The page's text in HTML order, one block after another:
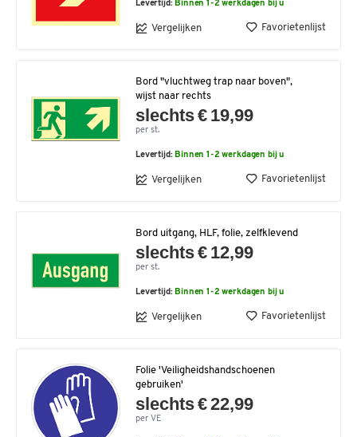
Levertijd: Binnen 1-2 werkdagen bij u
Vergelijken Favorietenlijst
Bord "vluchtweg trap naar boven",
wijst naar rechts
slechts € 19,99
per st.
Levertijd: Binnen 1-2 werkdagen bij u
Vergelijken Favorietenlijst
Bord uitgang, HLF, folie, zelfklevend
slechts € 12,99
per st.
Levertijd: Binnen 1-2 werkdagen bij u
Vergelijken Favorietenlijst
Folie 'Veiligheidshandschoenen
gebruiken'
slechts € 22,99
per VE